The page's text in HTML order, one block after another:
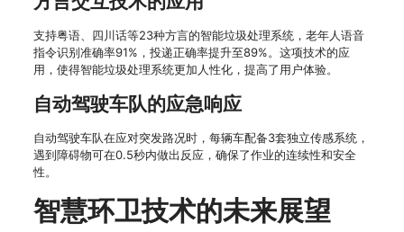
支持粤语、四川话等23种方言的智能垃圾处理系统，老年人语音
指令识别准确率91%，投递正确率提升至89%。这项技术的应
用，使得智能垃圾处理系统更加人性化，提高了用户体验。
自动驾驶车队的应急响应
自动驾驶车队在应对突发路况时，每辆车配备3套独立传感系统，
遇到障碍物可在0.5秒内做出反应，确保了作业的连续性和安全
性。
智慧环卫技术的未来展望